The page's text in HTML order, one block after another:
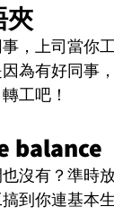
夾
，上司當你
為有好同事
工吧！
balance
沒有？準時
到你連基本